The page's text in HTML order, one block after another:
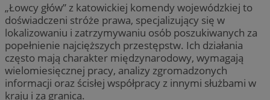
„Łowcy głów” z katowickiej komendy wojewódzkiej to
doświadczeni stróże prawa, specjalizujący się w
lokalizowaniu i zatrzymywaniu osób poszukiwanych za
popełnienie najcięższych przestępstw. Ich działania
często mają charakter międzynarodowy, wymagają
wielomiesięcznej pracy, analizy zgromadzonych
informacji oraz ścisłej współpracy z innymi służbami w
kraju i za granicą.